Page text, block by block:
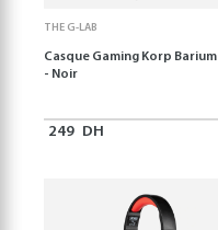
THE G-LAB
Casque Gaming Korp Barium
- Noir
249 DH